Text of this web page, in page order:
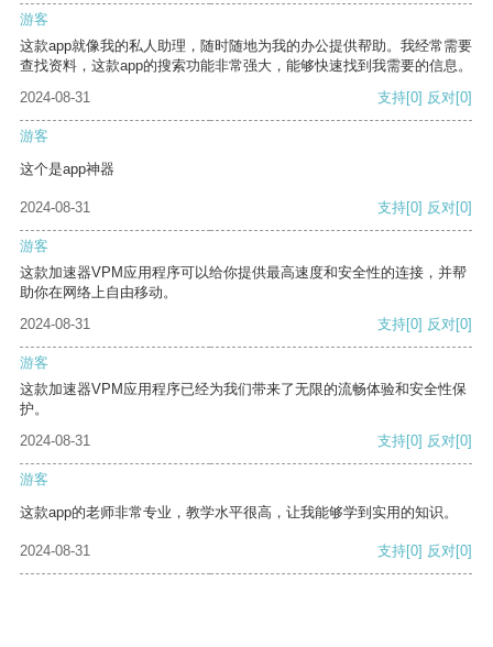
游客
这款app就像我的私人助理，随时随地为我的办公提供帮助。我经常需要
查找资料，这款app的搜索功能非常强大，能够快速找到我需要的信息。
2024-08-31
支持[0] 反对[0]
游客
这个是app神器
2024-08-31 支持[0] 反对[0]
游客
这款加速器VPM应用程序可以给你提供最高速度和安全性的连接，并帮
助你在网络上自由移动。
2024-08-31
支持[0] 反对[0]
游客
这款加速器VPM应用程序已经为我们带来了无限的流畅体验和安全性保
护。
2024-08-31
支持[0] 反对[0]
游客
这款app的老师非常专业，教学水平很高，让我能够学到实用的知识。
2024-08-31 支持[0] 反对[0]